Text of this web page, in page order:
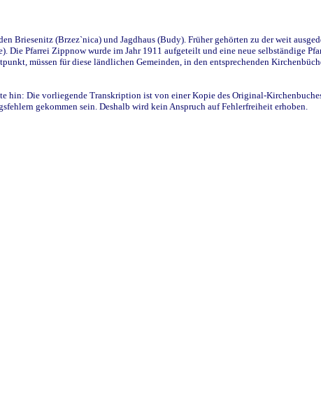
(Brzez`nica) und Jagdhaus (Budy). Früher gehörten zu der weit
Pfarrei Zippnow wurde im Jahr 1911 aufgeteilt und eine neue selbständige
müssen für diese ländlichen Gemeinden, in den entsprechenden
hin: Die vorliegende Transkription ist von einer Kopie des Original-
gekommen sein. Deshalb wird kein Anspruch auf Fehlerfreiheit erhoben.